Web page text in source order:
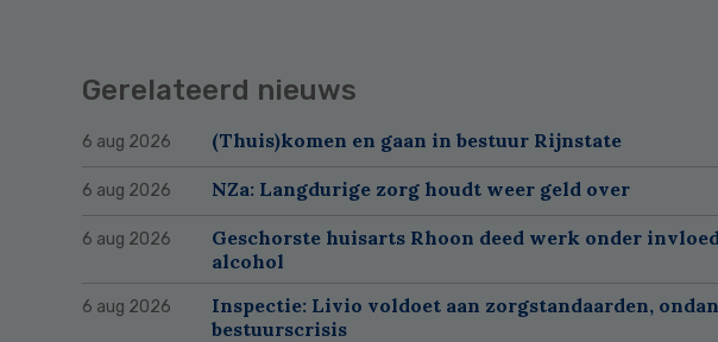
Gerelateerd nieuws
6 aug 2026 (Thuis)komen en gaan in bestuur Rijnstate
6 aug 2026 NZa: Langdurige zorg houdt weer geld over
6 aug 2026
Geschorste huisarts Rhoon deed werk onder
alcohol
6 aug 2026
Inspectie: Livio voldoet aan zorgstandaarden,
bestuurscrisis